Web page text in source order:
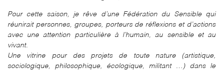
Pour cette saison, je rêve d’une Fédération du Sensible qui
réunirait personnes, groupes, porteurs de réflexions et d’actions
avec une attention particulière à l’humain, au sensible et au
vivant.
Une vitrine pour des projets de toute nature (artistique,
sociologique, philosophique, écologique, militant …) dans le